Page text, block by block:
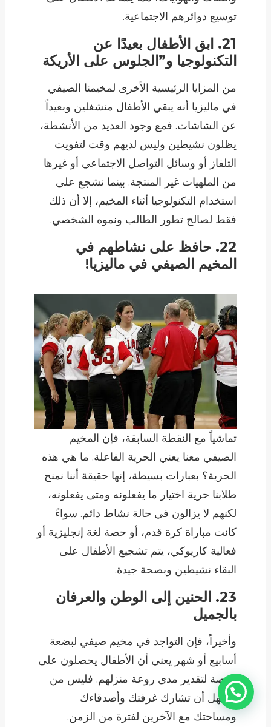
توسيع دوائرهم الاجتماعية.
21. ابق الأطفال بعيدًا عن
التكنولوجيا و”الجلوس على الأريكة
من المزايا الرئيسية الأخرى لمخيمنا الصيفي
في ماليزيا أنه يبقي الأطفال منشغلين وبعيداً
عن الشاشات. فمع وجود العديد من الأنشطة،
يظلون نشيطين وليس لديهم وقت لتفويت
التلفاز أو وسائل التواصل الاجتماعي أو غيرها
من الملهيات غير المنتجة. بينما نشجع على
استخدام التكنولوجيا أثناء المخيم، إلا أن ذلك
فقط لصالح تطور الطالب ونموه الشخصي.
22. حافظ على نشاطهم في
المخيم الصيفي في ماليزيا!
تماشياً مع النقطة السابقة، فإن المخيم
الصيفي معنا يعني الحرية الفاعلة. ما هي هذه
الحرية؟ بعبارات بسيطة، إنها حقيقة أننا نمنح
طلابنا حرية اختيار ما يفعلونه ومتى يفعلونه،
لكنهم لا يزالون في حالة نشاط دائم. سواءً
كانت مباراة كرة قدم، أو حصة لغة إنجليزية أو
فعالية كاريوكي، يتم تشجيع الأطفال على
البقاء نشيطين وبصحة جيدة.
23. الحنين إلى الوطن والعرفان
بالجميل
وأخيراً، فإن التواجد في مخيم صيفي لبضعة
أسابيع أو شهر يعني أن الأطفال يحصلون على
فرصة لتقدير مدى روعة منزلهم. فليس من
السهل أن تشارك غرفتك وأصدقاءك
ومساحتك مع الآخرين لفترة من الزمن.